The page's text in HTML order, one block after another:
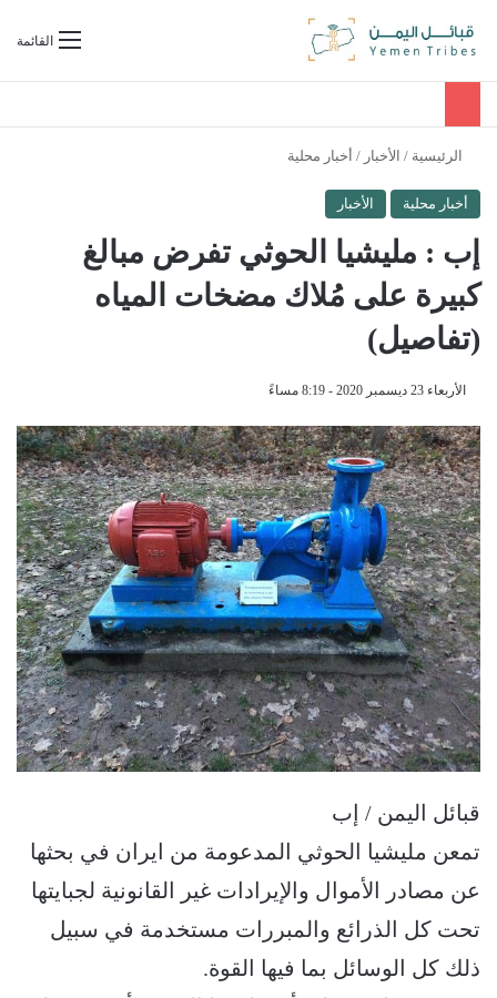
القائمةبحث عن
الرئيسية / الأخبار / أخبار محلية
أخبار محلية الأخبار
إب : مليشيا الحوثي تفرض مبالغ
كبيرة على مُلاك مضخات المياه
(تفاصيل)
الأربعاء 23 ديسمبر 2020 - 8:19 مساءً
قبائل اليمن / إب
تمعن مليشيا الحوثي المدعومة من ايران في بحثها
عن مصادر الأموال والإيرادات غير القانونية لجبايتها
تحت كل الذرائع والمبررات مستخدمة في سبيل
ذلك كل الوسائل بما فيها القوة.